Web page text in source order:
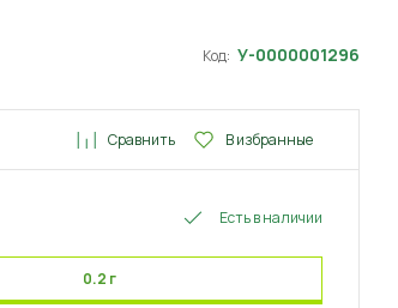
Код: У-0000001296
Сравнить В избранные
Есть в наличии
0.2 г